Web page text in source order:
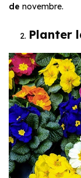
de novembre.
Planter